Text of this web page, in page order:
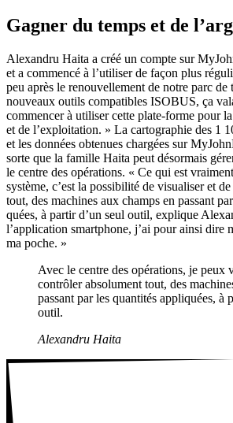
Gagner du temps et de
Alexandru Haita a créé un compte sur
et a commencé à l’utiliser de façon plus
peu après le renou­vel­le­ment de notre parc de
nouveaux outils compa­tibles ISOBUS, ça
commencer à utiliser cette plate-forme pour
et de l’exploitation. » La carto­gra­phie des 1
et les données obte­nues char­gées sur
sorte que la famille Haita peut désor­mais
le centre des opéra­tions. « Ce qui est
système, c’est la possi­bi­lité de visua­liser et
tout, des machines aux champs en passant
quées, à partir d’un seul outil, explique
l’application smart­phone, j’ai pour ainsi dire
ma poche. »
Avec le centre des opéra­tions, je peux
contrôler abso­lu­ment tout, des
passant par les quan­tités appli­quées, à
outil.
Alexandru Haita